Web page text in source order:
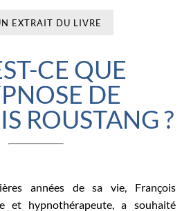
EXTRAIT DU LIVRE
CE QUE
DE
ROUSTANG ?
années de sa vie, François
et hypnothérapeute, a souhaité